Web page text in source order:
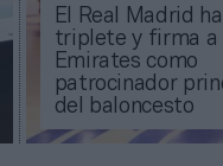
El Real Madrid
triplete y firma a
Emirates como
patrocinador
del baloncesto